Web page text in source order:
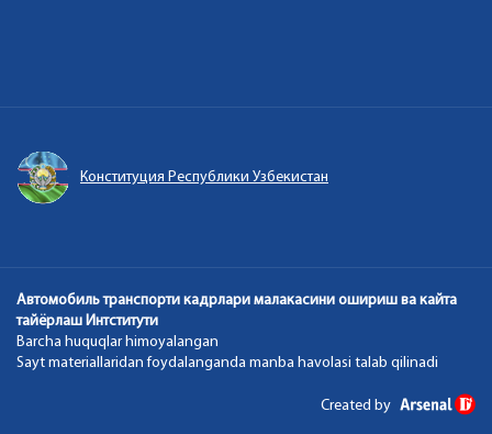
Конституция Республики Узбекистан
Автомобиль транспорти кадрлари малакасини ошириш ва кайта
тайёрлаш Интститути
Barcha huquqlar himoyalangan
Sayt materiallaridan foydalanganda manba havolasi talab qilinadi
Created by